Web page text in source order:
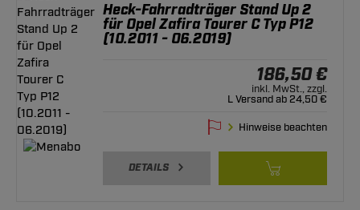
Heck-Fahrradträger Stand Up 2
für Opel Zafira Tourer C Typ P12
(10.2011 - 06.2019)
186,50 €
inkl. MwSt., zzgl.
L Versand ab 24,50 €
Hinweise beachten
DETAILS